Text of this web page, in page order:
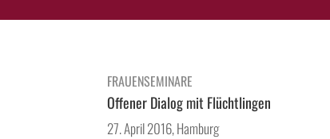
FRAUENSEMINARE
Offener Dialog mit Flüchtlingen
27. April 2016, Hamburg